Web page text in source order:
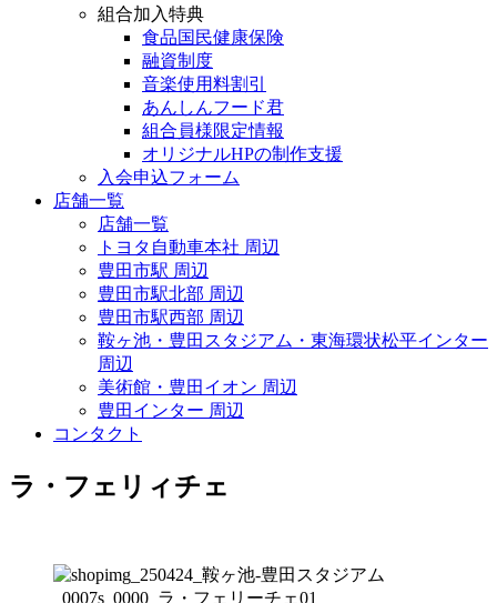
組合加入特典
食品国民健康保険
融資制度
音楽使用料割引
あんしんフード君
組合員様限定情報
オリジナルHPの制作支援
入会申込フォーム
店舗一覧
店舗一覧
トヨタ自動車本社 周辺
豊田市駅 周辺
豊田市駅北部 周辺
豊田市駅西部 周辺
鞍ヶ池・豊田スタジアム・東海環状松平インター
周辺
美術館・豊田イオン 周辺
豊田インター 周辺
コンタクト
ラ・フェリィチェ